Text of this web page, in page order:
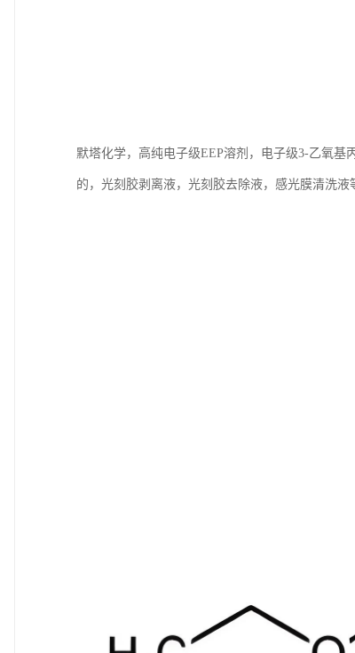
默塔化学，高纯电子级EEP溶剂，电子级3-乙氧
的，光刻胶剥离液，光刻胶去除液，感光膜清洗液